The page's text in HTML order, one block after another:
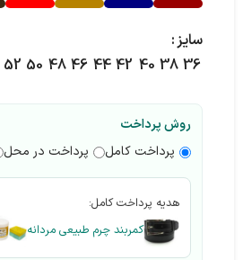
سایز
36
38
40
42
44
46
48
50
52
روش پرداخت
پرداخت کامل
پرداخت در محل
هدیه پرداخت کامل:
کمربند چرم طبیعی مردانه